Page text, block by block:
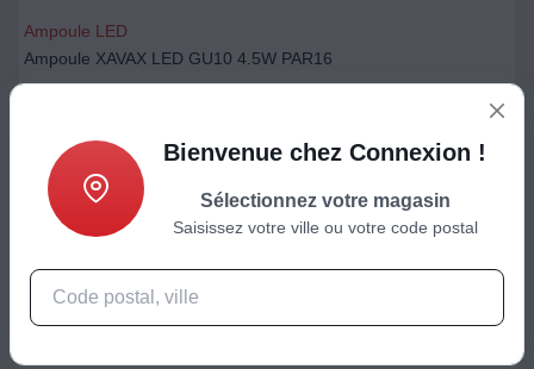
Ampoule LED
Ampoule XAVAX LED GU10 4.5W PAR16
Bienvenue chez Connexion !
Sélectionnez votre magasin
Saisissez votre ville ou votre code postal